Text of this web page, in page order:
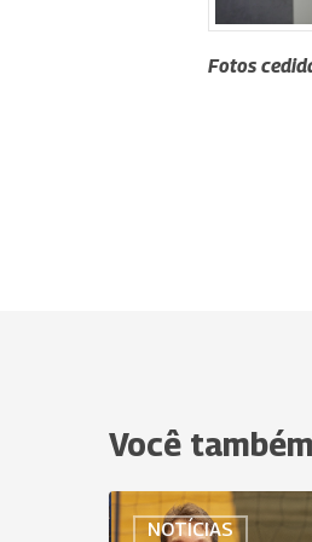
Fotos
Você
NOTÍCIAS
Primeiros
palestrantes